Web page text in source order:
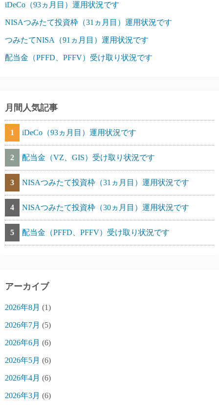
iDeCo（93ヵ月目）運用状況です
NISAつみたて投資枠（31ヵ月目）運用状況です
つみたてNISA（91ヵ月目）運用状況です
配当金（PFFD、PFFV）受け取り状況です
月間人気記事
1 iDeCo（93ヵ月目）運用状況です
2 配当金（VZ、GIS）受け取り状況です
3 NISAつみたて投資枠（31ヵ月目）運用状況です
4 NISAつみたて投資枠（30ヵ月目）運用状況です
5 配当金（PFFD、PFFV）受け取り状況です
アーカイブ
2026年8月 (1)
2026年7月 (5)
2026年6月 (6)
2026年5月 (6)
2026年4月 (6)
2026年3月 (6)